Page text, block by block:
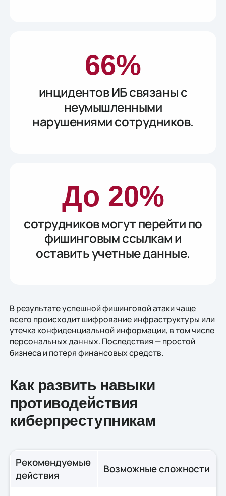
66%
инцидентов ИБ связаны с
неумышленными
нарушениями сотрудников.
До 20%
сотрудников могут перейти по
фишинговым ссылкам и
оставить учетные данные.
В результате успешной фишинговой атаки чаще
всего происходит шифрование инфраструктуры или
утечка конфиденциальной информации, в том числе
персональных данных. Последствия — простой
бизнеса и потеря финансовых средств.
Как развить навыки
противодействия
киберпреступникам
Рекомендуемые
действия
Возможные сложности